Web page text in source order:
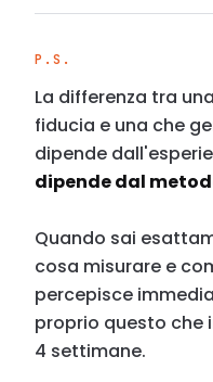
P.S.
La differenza tra
fiducia e una che
dipende
dipende dal
Quando sai
cosa misurare e
percepisce
proprio questo che
4 settimane.